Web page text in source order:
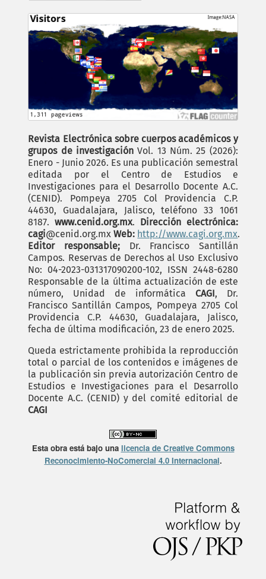
Revista Electrónica sobre cuerpos académicos y
grupos de investigación Vol. 13 Núm. 25 (2026):
Enero - Junio 2026. Es una publicación semestral
editada por el Centro de Estudios e
Investigaciones para el Desarrollo Docente A.C.
(CENID). Pompeya 2705 Col Providencia C.P.
44630, Guadalajara, Jalisco, teléfono 33 1061
8187.www.cenid.org.mx. Dirección electrónica:
cagi@cenid.org.mxWeb: http://www.cagi.org.mx.
Editor responsable;Dr. Francisco Santillán
Campos. Reservas de Derechos al Uso Exclusivo
No: 04-2023-031317090200-102, ISSN 2448-6280
Responsable de la última actualización de este
número, Unidad de informática CAGI, Dr.
Francisco Santillán Campos, Pompeya 2705 Col
Providencia C.P. 44630, Guadalajara, Jalisco,
fecha de última modificación, 23 de enero 2025.
Queda estrictamente prohibida la reproducción
total o parcial de los contenidos e imágenes de
la publicación sin previa autorización Centro de
Estudios e Investigaciones para el Desarrollo
Docente A.C. (CENID) y del comité editorial de
CAGI
Esta obra está bajo una licencia de Creative Commons
Reconocimiento-NoComercial 4.0 Internacional.